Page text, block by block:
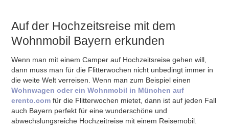
Auf der Hochzeitsreise mit dem
Wohnmobil Bayern erkunden
Wenn man mit einem Camper auf Hochzeitsreise gehen will,
dann muss man für die Flitterwochen nicht unbedingt immer in
die weite Welt verreisen. Wenn man zum Beispiel einen
Wohnwagen oder ein Wohnmobil in München auf
erento.com für die Flitterwochen mietet, dann ist auf jeden Fall
auch Bayern perfekt für eine wunderschöne und
abwechslungsreiche Hochzeitreise mit einem Reisemobil.